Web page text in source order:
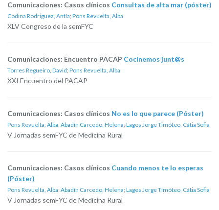
Comunicaciones: Casos clínicos Consultas de alta mar (póster)
Codina Rodriguez, Antía; Pons Revuelta, Alba
XLV Congreso de la semFYC
Comunicaciones: Encuentro PACAP Cocinemos junt@s
Torres Regueiro, David; Pons Revuelta, Alba
XXI Encuentro del PACAP
Comunicaciones: Casos clínicos No es lo que parece (Póster)
Pons Revuelta, Alba; Abadín Carcedo, Helena; Lages Jorge Timóteo, Cátia Sofia
V Jornadas semFYC de Medicina Rural
Comunicaciones: Casos clínicos Cuando menos te lo esperas
(Póster)
Pons Revuelta, Alba; Abadín Carcedo, Helena; Lages Jorge Timóteo, Cátia Sofia
V Jornadas semFYC de Medicina Rural